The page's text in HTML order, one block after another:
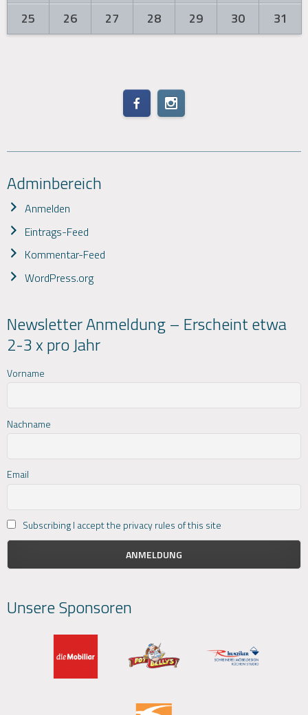
25
26 27 28 29 30 31
Adminbereich
Anmelden
Eintrags-Feed
Kommentar-Feed
WordPress.org
Newsletter Anmeldung – Erscheint etwa
2-3 x pro Jahr
Vorname
Nachname
Email
Subscribing I accept the privacy rules of this site
Unsere Sponsoren